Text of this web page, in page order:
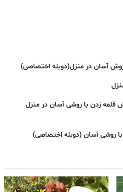
آسان در منزل(دوبله اختصاصی)
قلمه زدن با روشی آسان در منزل
روشی آسان (دوبله اختصاصی)